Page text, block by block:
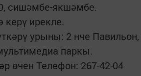
сишәмбе-якшәмбе.
керү ирекле.
урыны: 2 нче
паркы.
өчен Телефон: 267-42-04